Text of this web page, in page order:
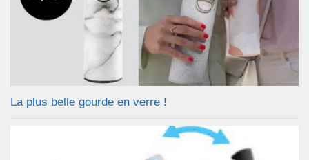
La plus belle gourde en verre !